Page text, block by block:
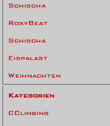
Schischa
RoxyBeat
Schischa
Eispalast
Weihnachten
Kategorien
CClimbing